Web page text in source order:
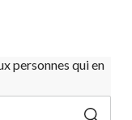
personnes qui en